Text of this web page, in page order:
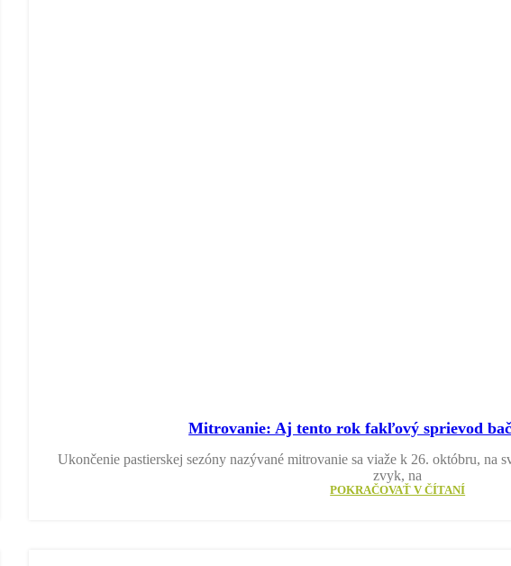
Mitrovanie: Aj tento rok fakľový sprievod
Ukončenie pastierskej sezóny nazývané mitrovanie sa viaže k 26. októbru, na
zvyk, na
POKRAČOVAŤ V ČÍTANÍ